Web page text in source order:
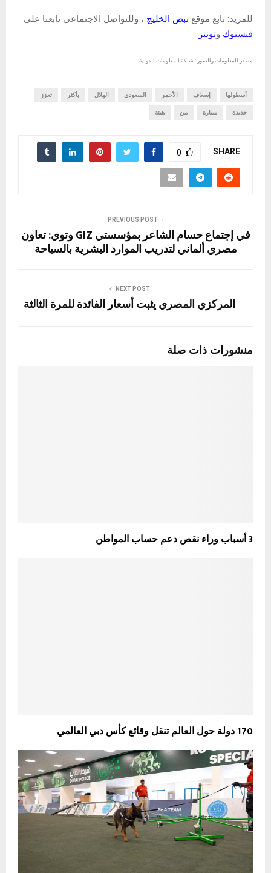
للمزيد: تابع موقع نبض الخليج ، وللتواصل الاجتماعي تابعنا علي
فيسبوك وتويتر
مصدر المعلومات والصور : شبكة المعلومات الدولية
أسطولها إسعاف الأحمر السعودي الهلال بأكثر تعزز
جديدة سيارة من هيئة
SHARE
0
PREVIOUS POST
في إجتماع حسام الشاعر بمؤسستي GIZ وتوي: تعاون
مصري ألماني لتدريب الموارد البشرية بالسياحة
NEXT POST
المركزي المصري يثبت أسعار الفائدة للمرة الثالثة
منشورات ذات صلة
3 أسباب وراء نقص دعم حساب المواطن
170 دولة حول العالم تنقل وقائع كأس دبي العالمي